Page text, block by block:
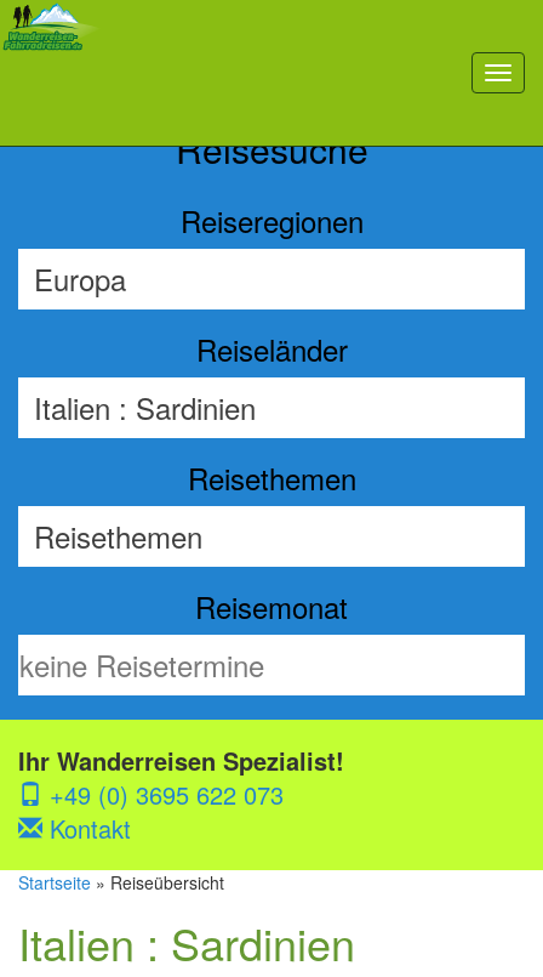
toggle
Reisesuche
Reiseregionen
Reiseländer
Reisethemen
Reisemonat
Ihr Wanderreisen Spezialist!
+49 (0) 3695 622 073
Kontakt
Startseite » Reiseübersicht
Italien : Sardinien